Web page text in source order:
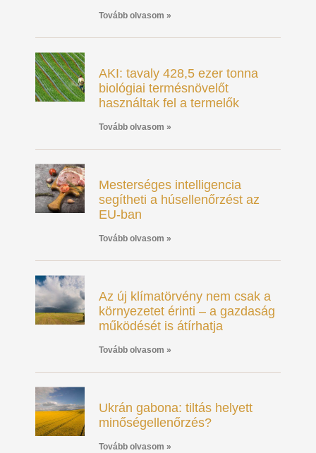
Tovább olvasom »
AKI: tavaly 428,5 ezer tonna
biológiai termésnövelőt
használtak fel a termelők
Tovább olvasom »
Mesterséges intelligencia
segítheti a húsellenőrzést az
EU-ban
Tovább olvasom »
Az új klímatörvény nem csak a
környezetet érinti – a gazdaság
működését is átírhatja
Tovább olvasom »
Ukrán gabona: tiltás helyett
minőségellenőrzés?
Tovább olvasom »